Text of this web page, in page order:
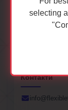
selecting
излъчване и
класиране и
Контакти